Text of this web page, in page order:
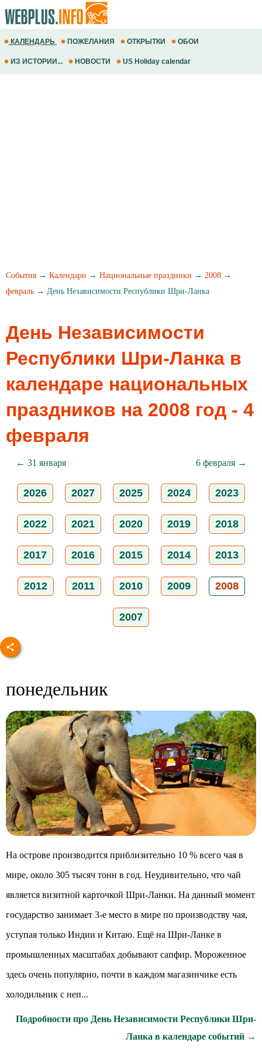
КАЛЕНДАРЬ ПОЖЕЛАНИЯ ОТКРЫТКИ ОБОИ
ИЗ ИСТОРИИ... НОВОСТИ US Holiday calendar
События → Календари → Национальные праздники → 2008 →
февраль → День Независимости Республики Шри-Ланка
День Независимости
Республики Шри-Ланка в
календаре национальных
праздников на 2008 год - 4
февраля
← 31 января 6 февраля →
2026 2027 2025 2024 2023
2022 2021 2020 2019 2018
2017 2016 2015 2014 2013
2012 2011 2010 2009 2008
2007
понедельник
На острове производится приблизительно 10 % всего чая в
мире, около 305 тысяч тонн в год. Неудивительно, что чай
является визитной карточкой Шри-Ланки. На данный момент
государство занимает 3-е место в мире по производству чая,
уступая только Индии и Китаю. Ещё на Шри-Ланке в
промышленных масштабах добывают сапфир. Мороженное
здесь очень популярно, почти в каждом магазинчике есть
холодильник с неп...
Подробности про День Независимости Республики Шри-
Ланка в календаре событий →